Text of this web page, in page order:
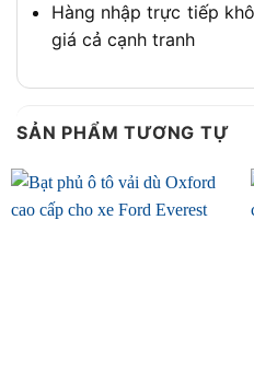
Hàng nhập trực tiếp
giá cả cạnh tranh
SẢN PHẨM TƯƠNG TỰ